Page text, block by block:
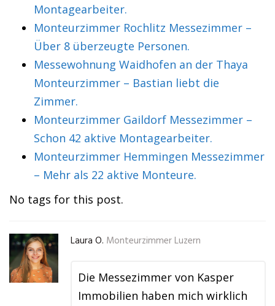
Montagearbeiter.
Monteurzimmer Rochlitz Messezimmer –
Über 8 überzeugte Personen.
Messewohnung Waidhofen an der Thaya
Monteurzimmer – Bastian liebt die
Zimmer.
Monteurzimmer Gaildorf Messezimmer –
Schon 42 aktive Montagearbeiter.
Monteurzimmer Hemmingen Messezimmer
– Mehr als 22 aktive Monteure.
No tags for this post.
Laura O. Monteurzimmer Luzern
Die Messezimmer von Kasper
Immobilien haben mich wirklich